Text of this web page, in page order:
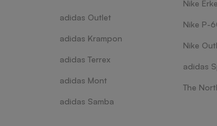
adidas Outlet
adidas Krampon
adidas Terrex
adidas Mont
adidas Samba
Nike
Nike P-
Nike
adidas
The